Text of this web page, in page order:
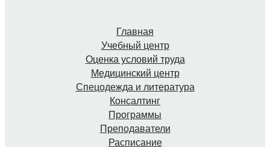
Главная
Учебный центр
Оценка условий труда
Медицинский центр
Спецодежда и литература
Консалтинг
Программы
Преподаватели
Расписание